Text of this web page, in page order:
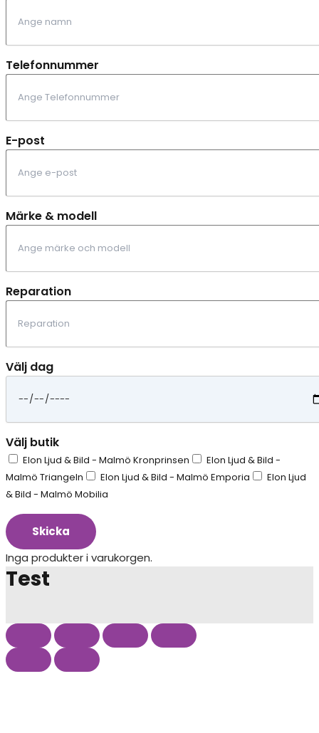
Telefonnummer
E-post
Märke & modell
Reparation
Välj dag
Välj butik
Elon Ljud & Bild - Malmö Kronprinsen
Elon Ljud & Bild -
Malmö Triangeln
Elon Ljud & Bild - Malmö Emporia
Elon Ljud
& Bild - Malmö Mobilia
Skicka
Inga produkter i varukorgen.
Test